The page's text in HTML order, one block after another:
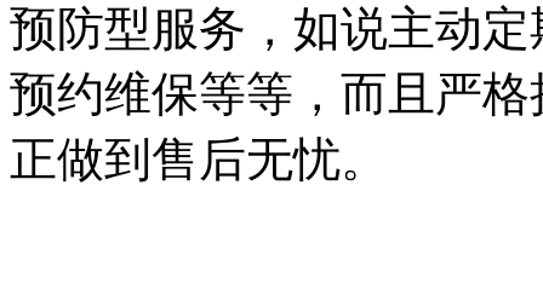
预防型服务，如说主动
预约维保等等，而且严
正做到售后无忧。